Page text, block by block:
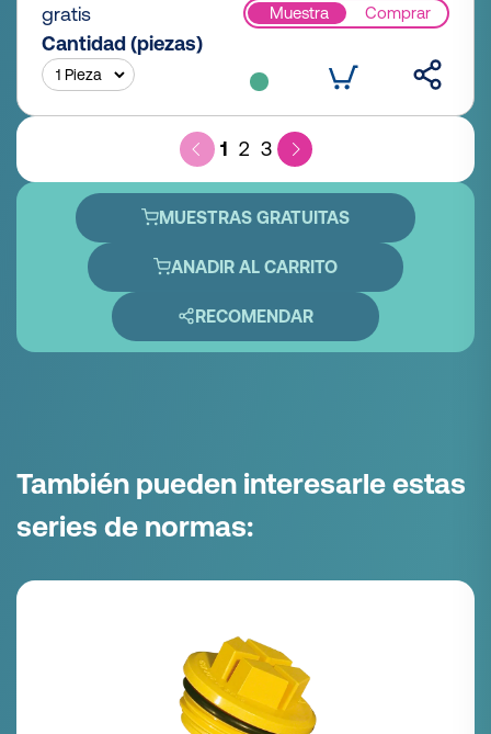
gratis
Muestra Comprar
Cantidad (piezas)
1 2 3
MUESTRAS GRATUITAS
ANADIR AL CARRITO
RECOMENDAR
También pueden interesarle estas
series de normas: